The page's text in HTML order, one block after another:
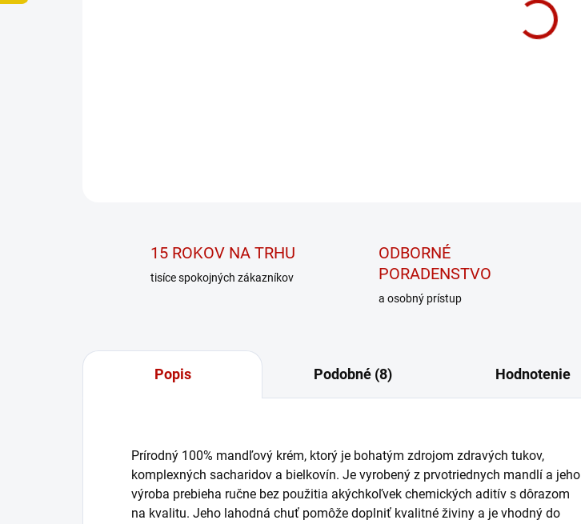
15 ROKOV NA TRHU
tisíce spokojných zákazníkov
ODBORNÉ
PORADENSTVO
a osobný prístup
Popis Podobné (8) Hodnotenie
Prírodný 100% mandľový krém, ktorý je bohatým zdrojom zdravých tukov,
komplexných sacharidov a bielkovín. Je vyrobený z prvotriednych mandlí a jeho
výroba prebieha ručne bez použitia akýchkoľvek chemických aditív s dôrazom
na kvalitu. Jeho lahodná chuť pomôže doplniť kvalitné živiny a je vhodný do